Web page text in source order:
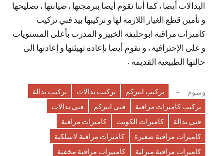
البدالات أيضا ، كما أننا نقوم أيضا ببرمجتها ، صيانتها ، تصليحها
و تأمين قطع الغيار اللازمة لها و تركيبها بيد فني تركيب
كاميرات مراقبة ابوحليفة الخبير و المدرب بأعلى المستويات
و على الإحترافية ، و نقوم أيضا بإعادة تهيئتها و إعادتها الى
حالتها الطبيعية القديمة .
وسوم تركيب انتركم تركيب بدالات
تركيب بدالة
تركيب كاميرات مراقبة
فني انتركم
فني بدالات
فني بدالة
كاميرات الكويت
كاميرات مراقبة
كاميرات مراقبة صغيرة
كاميرات مراقبة لاسلكية
كاميرات مراقبة منزلية
كامييرات مراقبة مخفية